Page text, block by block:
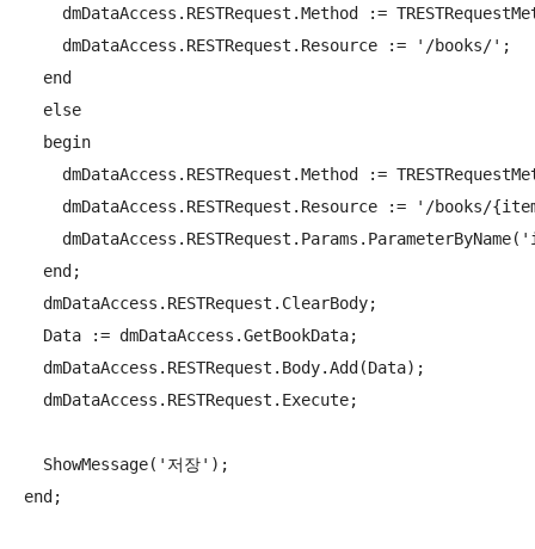
dmDataAccess.RESTRequest.Method :=
    dmDataAccess.RESTRequest.Resource := '/books/';
  end
  else
  begin
dmDataAccess.RESTRequest.Method :=
dmDataAccess.RESTRequest.Resource := '/books/
  end;
  dmDataAccess.RESTRequest.ClearBody;
  Data := dmDataAccess.GetBookData;
  dmDataAccess.RESTRequest.Body.Add(Data);
  dmDataAccess.RESTRequest.Execute;
  ShowMessage('저장');
end;